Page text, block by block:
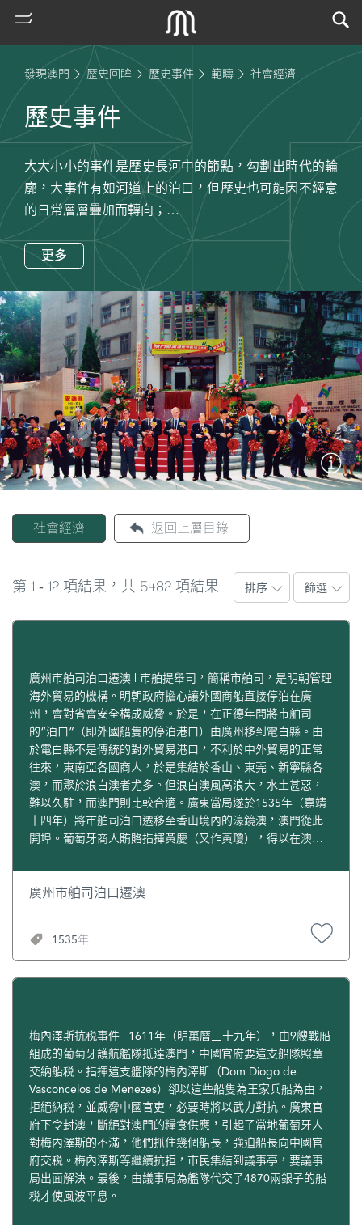
門
搜
索
古
地
圖
媽
閣
寺
廟
教
發現澳門 歷史回眸 歷史事件 範疇 社會經濟
歷史事件
大大小小的事件是歷史長河中的節點，勾劃出時代的輪
廓，大事件有如河道上的泊口，但歷史也可能因不經意
的日常層層疊加而轉向；
而事件的不同面向—政治法律、社會經濟及文化藝術，
相互交織成前人立體的生命歷程。
更多
社會經濟 返回上層目錄
第 1 - 12 項結果，共 5482 項結果 排序 篩選
廣州市舶司泊口遷澳 | 市舶提舉司，簡稱市舶司，是明朝管理
海外貿易的機構。明朝政府擔心讓外國商船直接停泊在廣
州，會對省會安全構成威脅。於是，在正德年間將市舶司
的“泊口”（即外國船隻的停泊港口）由廣州移到電白縣。由
於電白縣不是傳統的對外貿易港口，不利於中外貿易的正常
往來，東南亞各國商人，於是集結於香山、東莞、新寧縣各
澳，而聚於浪白澳者尤多。但浪白澳風高浪大，水土甚惡，
難以久駐，而澳門則比較合適。廣東當局遂於1535年（嘉靖
十四年）將市舶司泊口遷移至香山境內的濠鏡澳，澳門從此
開埠。葡萄牙商人賄賂指揮黃慶（又作黃瓊），得以在澳門
廣州市舶司泊口遷澳
1535年
梅內澤斯抗税事件 | 1611年（明萬曆三十九年），由9艘戰船
組成的葡萄牙護航艦隊抵達澳門，中國官府要這支船隊照章
交納船税。指揮這支艦隊的梅內澤斯（Dom Diogo de
Vasconcelos de Menezes）卻以這些船隻為王家兵船為由，
拒絕納税，並威脅中國官吏，必要時將以武力對抗。廣東官
府下令封澳，斷絕對澳門的糧食供應，引起了當地葡萄牙人
對梅內澤斯的不滿，他們抓住幾個船長，強迫船長向中國官
府交税。梅內澤斯等繼續抗拒，市民集結到議事亭，要議事
局出面解決。最後，由議事局為艦隊代交了4870兩銀子的船
税才使風波平息。